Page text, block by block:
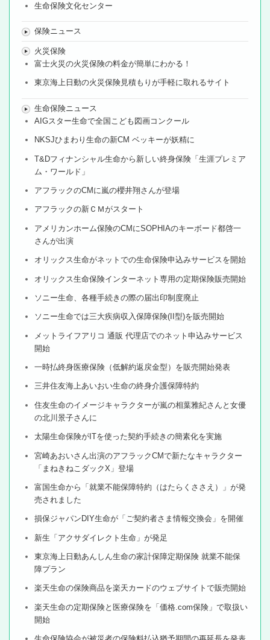
生命保険文化センター
保険ニュース
火災保険
富士火災の火災保険の料金が簡単にわかる！
東京海上日動の火災保険見積もりが手軽に取れるサイト
生命保険ニュース
AIGスター生命で全国こども図画コンクール
NKSJひまわり生命の新CM ベッキーが妖精に
T&Dフィナンシャル生命から新しい終身保険「生涯プレミア
ム・ワールド」
アフラックのCMに嵐の櫻井翔さんが登場
アフラックの新ＣＭがスタート
アメリカンホーム保険のCMにSOPHIAのキーボード都啓一
さんが出演
オリックス生命がネットでの生命保険申込みサービスを開始
オリックス生命保険インターネット専用の定期保険販売開始
ソニー生命、各種手続きの際の届出印制度廃止
ソニー生命では三大疾病収入保障保険(II型)を販売開始
メットライフアリコ 通販 代理店でのネット申込みサービス
開始
一時払終身医療保険（低解約返戻金型）を販売開始発表
三井住友海上あいおい生命の終身介護保障特約
住友生命のイメージキャラクターが嵐の相葉雅紀さんと女優
の北川景子さんに
太陽生命保険がITを使った契約手続きの簡素化を実施
宮崎あおいさん出演のアフラックCMで新たなキャラクター
「まねきねこダックX」登場
富国生命から「就業不能保障特約（はたらくささえ）」が発
売されました
損保ジャパンDIY生命が「ご契約者さま情報交換会」を開催
新生「アクサダイレクト生命」が発足
東京海上日動あんしん生命の家計保障定期保険 就業不能保
障プラン
楽天生命の保険商品を楽天カードのウェブサイトで販売開始
楽天生命の定期保険と医療保険を「価格.com保険」で取扱い
開始